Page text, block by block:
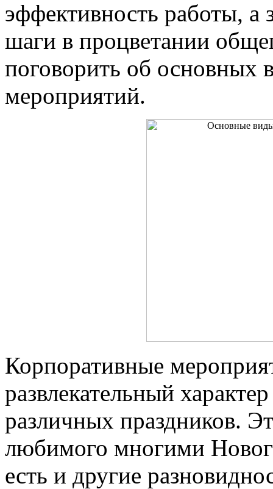
эффективность работы, а
шаги в процветании
поговорить об основных
мероприятий.
Корпоративные
развлекательный
различных праздников.
любимого многими
есть и другие